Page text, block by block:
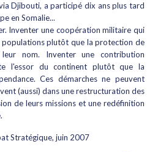
Djibouti, a participé dix ans plus tard
en Somalie...
Inventer une coopération militaire qui
populations plutôt que la protection de
nom. Inventer une contribution
l'essor du continent plutôt que la
Ces démarches ne peuvent
(aussi) dans une restructuration des
de leurs missions et une redéfinition
Stratégique, juin 2007